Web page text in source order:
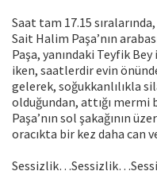
Saat tam 17.15
Sait Halim Paşa’nın
Paşa, yanındaki Teyfik
iken, saatlerdir evin
gelerek, soğukkanlılıkla
olduğundan, attığı mermi
Paşa’nın sol şakağının
oracıkta bir kez daha can